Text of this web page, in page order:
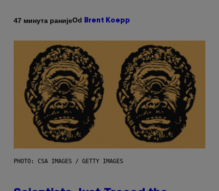
47 минута ранијеOd Brent Koepp
PHOTO: CSA IMAGES / GETTY IMAGES